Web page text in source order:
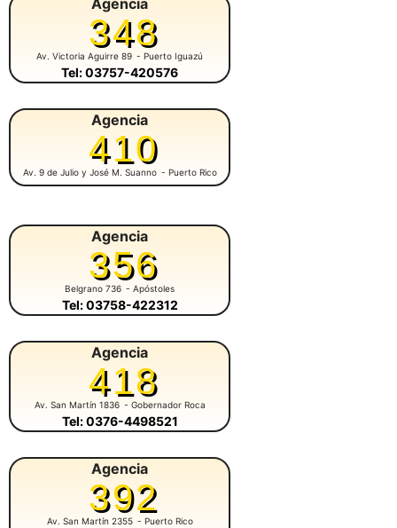
Agencia
348
Av. Victoria Aguirre 89 - Puerto Iguazú
Tel: 03757-420576
Agencia
410
Av. 9 de Julio y José M. Suanno - Puerto Rico
Agencia
356
Belgrano 736 - Apóstoles
Tel: 03758-422312
Agencia
418
Av. San Martín 1836 - Gobernador Roca
Tel: 0376-4498521
Agencia
392
Av. San Martín 2355 - Puerto Rico